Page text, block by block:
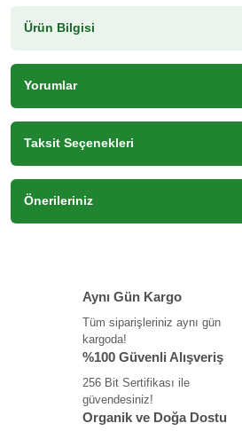
Ürün Bilgisi
Yorumlar
Taksit Seçenekleri
Önerileriniz
Aynı Gün Kargo
Tüm siparişleriniz aynı gün
kargoda!
%100 Güvenli Alışveriş
256 Bit Sertifikası ile
güvendesiniz!
Organik ve Doğa Dostu